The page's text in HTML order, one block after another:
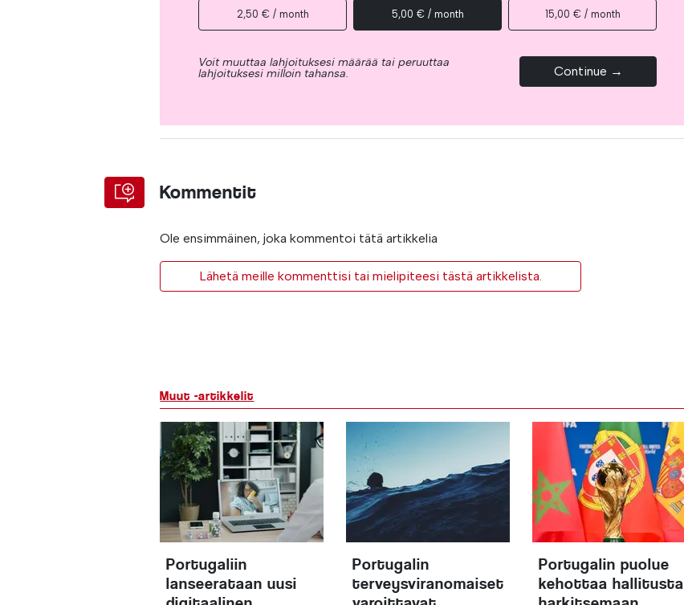
2,50 € / month 5,00 € / month 15,00 € / month
Voit muuttaa lahjoituksesi määrää tai peruuttaa
lahjoituksesi milloin tahansa. Continue →
Kommentit
Ole ensimmäinen, joka kommentoi tätä artikkelia
Lähetä meille kommenttisi tai mielipiteesi tästä artikkelista.
Muut -artikkelit
Portugaliin
lanseerataan uusi
Portugalin
terveysviranomaiset
Portugalin puolue
kehottaa hallitusta